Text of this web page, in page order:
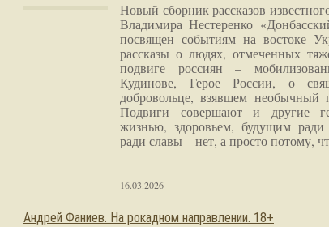
Новый сборник рассказов
Владимира Нестеренко
посвящен событиям на востоке
рассказы о людях, отмеченных
подвиге россиян –
Кудинове, Герое России, о
добровольце, взявшем необычный
Подвиги совершают и другие
жизнью, здоровьем, будущим
ради славы – нет, а просто потому,
16.03.2026
Андрей Фаниев. На рокадном направлении. 18+